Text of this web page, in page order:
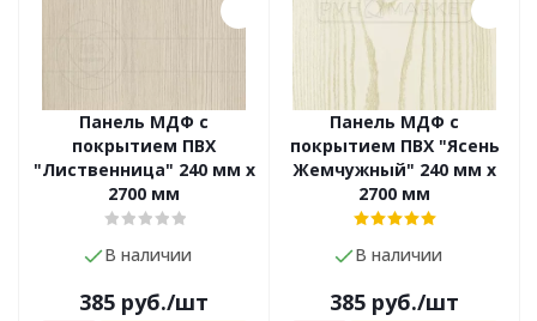
Панель МДФ с
покрытием ПВХ
"Лиственница" 240 мм х
2700 мм
В наличии
385 руб./шт
Панель МДФ с
покрытием ПВХ "Ясень
Жемчужный" 240 мм х
2700 мм
В наличии
385 руб./шт